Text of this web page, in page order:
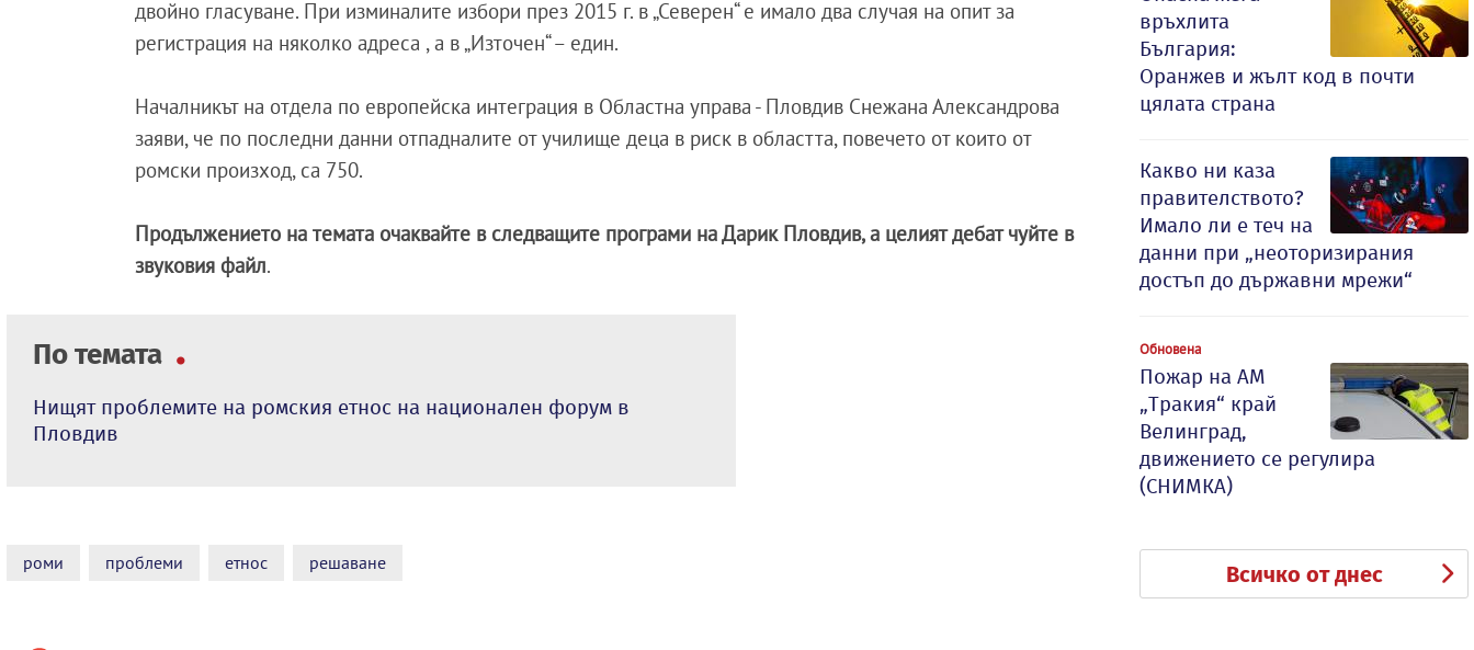
двойно гласуване. При изминалите избори през 2015 г. в „Северен“ е имало два случая на опит за
регистрация на няколко адреса , а в „Източен“ – един.
Началникът на отдела по европейска интеграция в Областна управа - Пловдив Снежана Александрова
заяви, че по последни данни отпадналите от училище деца в риск в областта, повечето от които от
ромски произход, са 750.
Продължението на темата очаквайте в следващите програми на Дарик Пловдив, а целият дебат чуйте в
звуковия файл.
По темата
Нищят проблемите на ромския етнос на национален форум в
Пловдив
роми проблеми етнос решаване
връхлита
България:
Оранжев и жълт код в почти
цялата страна
Какво ни каза
правителството?
Имало ли е теч на
данни при „неоторизирания
достъп до държавни мрежи“
Обновена
Пожар на АМ
„Тракия“ край
Велинград,
движението се регулира
(СНИМКА)
Всичко от днес